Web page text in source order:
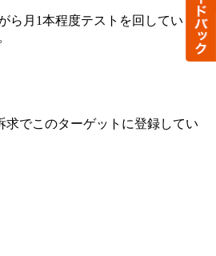
ら月1本程度テストを回していまし
でこのターゲットに登録してい